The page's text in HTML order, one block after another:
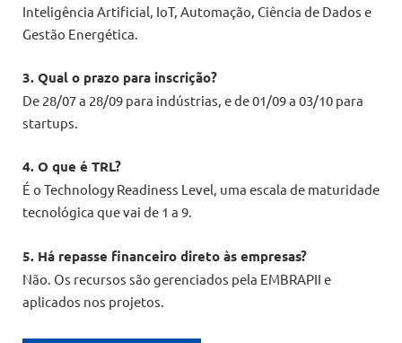
Inteligência Artificial, IoT, Automação, Ciência de Dados e
Gestão Energética.
3. Qual o prazo para inscrição?
De 28/07 a 28/09 para indústrias, e de 01/09 a 03/10 para
startups.
4. O que é TRL?
É o Technology Readiness Level, uma escala de maturidade
tecnológica que vai de 1 a 9.
5. Há repasse financeiro direto às empresas?
Não. Os recursos são gerenciados pela EMBRAPII e
aplicados nos projetos.